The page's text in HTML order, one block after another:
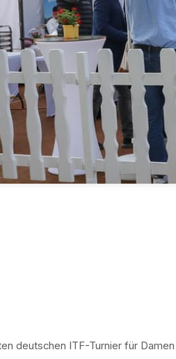
deutschen ITF-Turnier für